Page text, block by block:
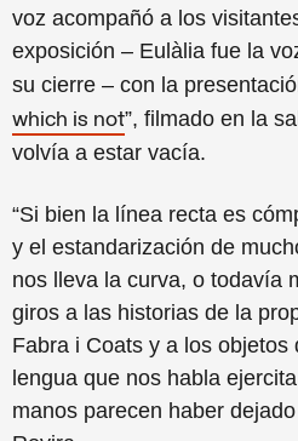
voz acompañó a los
exposición – Eulàlia fue la
su cierre – con la
which is not”, filmado en la
volvía a estar vacía.
“Si bien la línea recta es
y el estandarización de
nos lleva la curva, o todavía
giros a las historias de la
Fabra i Coats y a los
lengua que nos habla
manos parecen haber